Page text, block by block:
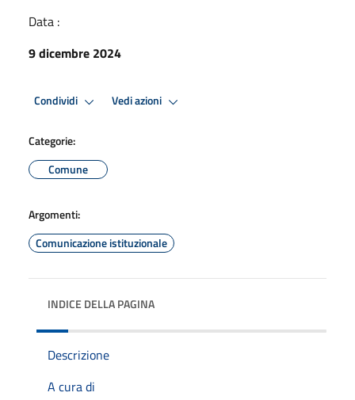
Data :
9 dicembre 2024
Condividi Vedi azioni
Categorie:
Comune
Argomenti:
Comunicazione istituzionale
INDICE DELLA PAGINA
Descrizione
A cura di